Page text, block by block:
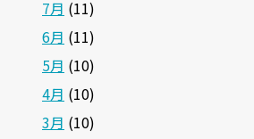
7月 (11)
6月 (11)
5月 (10)
4月 (10)
3月 (10)